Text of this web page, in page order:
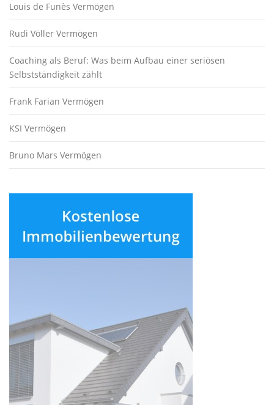
Louis de Funès Vermögen
Rudi Völler Vermögen
Coaching als Beruf: Was beim Aufbau einer seriösen
Selbstständigkeit zählt
Frank Farian Vermögen
KSI Vermögen
Bruno Mars Vermögen